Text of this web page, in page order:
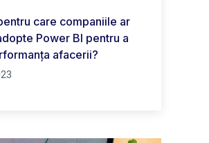
care companiile ar
Power BI pentru a
afacerii?